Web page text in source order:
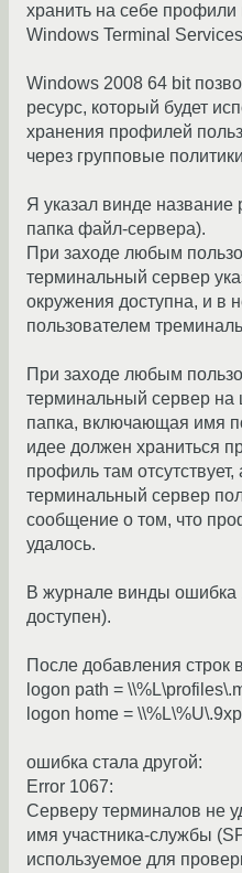
хранить на себе профили
Windows Terminal
Windows 2008 64 bit
ресурс, который будет
хранения профилей
через групповые
Я указал винде
папка файл-сервера).
При заходе любым
терминальный сервер
окружения доступна, и в
пользователем
При заходе любым
терминальный сервер на
папка, включающая имя
идее должен храниться
профиль там
терминальный сервер
сообщение о том, что
удалось.
В журнале винды ошибка
доступен).
После добавления строк
logon path =
logon home =
ошибка стала другой:
Error 1067:
Серверу терминалов не
имя участника-службы
используемое для